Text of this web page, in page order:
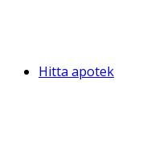
Hitta apotek